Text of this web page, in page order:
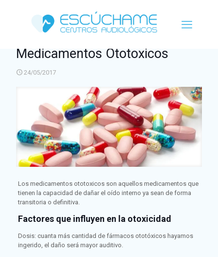
Medicamentos Ototoxicos
24/05/2017
Los medicamentos ototoxicos son aquellos medicamentos que
tienen la capacidad de dañar el oído interno ya sean de forma
transitoria o definitiva.
Factores que influyen en la otoxicidad
Dosis: cuanta más cantidad de fármacos ototóxicos hayamos
ingerido, el daño será mayor auditivo.